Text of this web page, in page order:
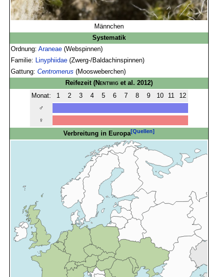
Männchen
Systematik
Ordnung:Araneae (Webspinnen)
Familie:
Linyphiidae (Zwerg-/Baldachinspinnen)
Gattung:Centromerus (Moosweberchen)
Reifezeit(Nentwig et al. 2012)
Monat:
1 2 3 4 5 6 7 8 9 10 11
12
♂
♀
Verbreitung in Europa[Quellen]